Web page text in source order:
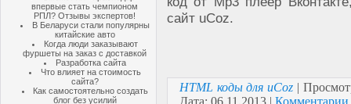
впервые стать чемпионом
РПЛ? Отзывы экспертов!
В Беларуси стали популярны
китайские авто
Когда люди заказывают
фуршеты на заказ с доставкой
Разработка сайта
Что влияет на стоимость
сайта?
Как самостоятельно создать
блог без усилий
сайт uCoz.
HTML коды для uCoz |
Дата: 06.11.2013 | Комментарии